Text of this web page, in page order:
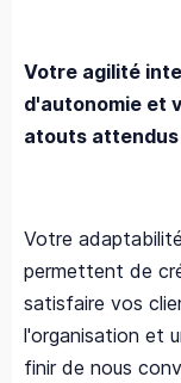
Votre agilité
d'autonomie et
atouts
Votre
permettent de
satisfaire vos
l'organisation et
finir de nous